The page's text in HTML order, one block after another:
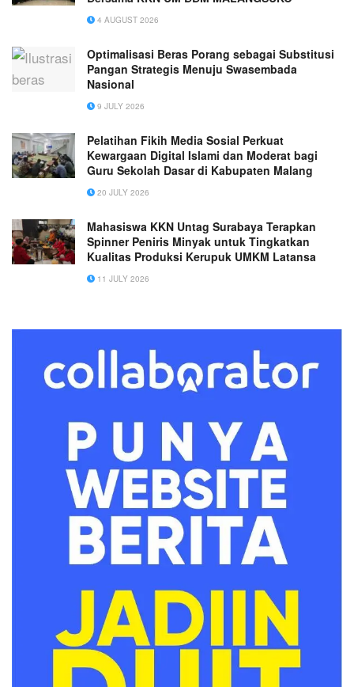
4 AUGUST 2026
Optimalisasi Beras Porang sebagai Substitusi
Pangan Strategis Menuju Swasembada
Nasional
9 JULY 2026
Pelatihan Fikih Media Sosial Perkuat
Kewargaan Digital Islami dan Moderat bagi
Guru Sekolah Dasar di Kabupaten Malang
20 JULY 2026
Mahasiswa KKN Untag Surabaya Terapkan
Spinner Peniris Minyak untuk Tingkatkan
Kualitas Produksi Kerupuk UMKM Latansa
11 JULY 2026